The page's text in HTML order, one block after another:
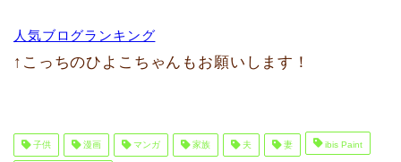
人気ブログランキング
↑こっちのひよこちゃんもお願いします！
子供 漫画 マンガ 家族 夫 妻 ibis Paint